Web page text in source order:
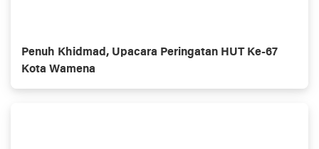
Penuh Khidmad, Upacara Peringatan HUT Ke-67
Kota Wamena